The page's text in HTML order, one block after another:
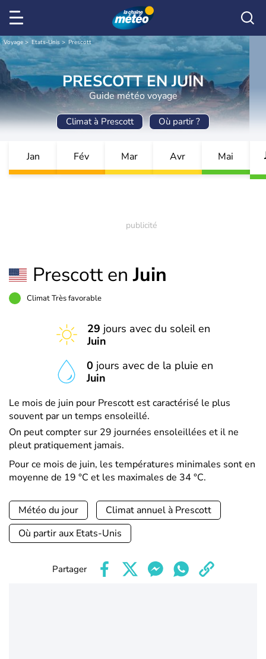
Voyage Etats-Unis Prescott
PRESCOTT EN JUIN
Guide météo voyage
Climat à Prescott Où partir ?
Jan Fév Mar Avr Mai
Prescott enJuin
Climat Très favorable
29 jours avec du soleil en
Juin
0 jours avec de la pluie en
Juin
Le mois de juin pour Prescott est caractérisé le plus
souvent par un temps ensoleillé.
On peut compter sur 29 journées ensoleillées et il ne
pleut pratiquement jamais.
Pour ce mois de juin, les températures minimales sont en
moyenne de 19 °C et les maximales de 34 °C.
Météo du jour
Climat annuel à Prescott
Où partir aux Etats-Unis
Partager